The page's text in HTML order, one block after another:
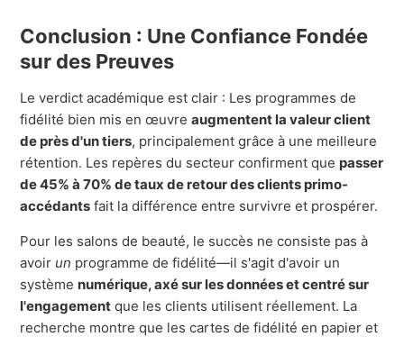
Conclusion : Une Confiance Fondée
sur des Preuves
Le verdict académique est clair : Les programmes de
fidélité bien mis en œuvreaugmentent la valeur client
de près d'un tiers, principalement grâce à une meilleure
rétention. Les repères du secteur confirment que passer
de 45% à 70% de taux de retour des clients primo-
accédants fait la différence entre survivre et prospérer.
Pour les salons de beauté, le succès ne consiste pas à
avoir un programme de fidélité—il s'agit d'avoir un
système numérique, axé sur les données et centré sur
l'engagement que les clients utilisent réellement. La
recherche montre que les cartes de fidélité en papier et